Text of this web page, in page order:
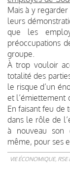
Mais à y
leurs
que les
préoccupations
groupe.
À trop vouloir
totalité des
le risque d’un
et l’émiettement
En faisant feu de
dans le rôle de
à nouveau son
même, pour ses
VIE ÉCONOMIQUE, RSE